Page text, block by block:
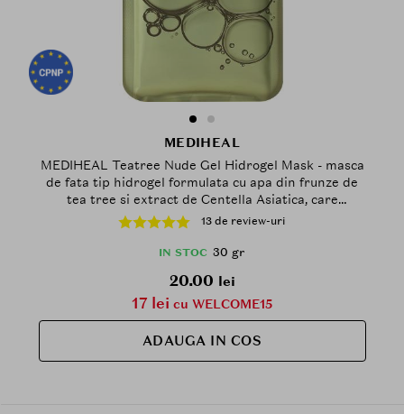
MEDIHEAL
MEDIHEAL Teatree Nude Gel Hidrogel Mask - masca
de fata tip hidrogel formulata cu apa din frunze de
tea tree si extract de Centella Asiatica, care
contribuie la calmarea rapida a pielii si la ingrijirea
tenului sensibil, congestionat sau predispus la
imperfectiuni - 30 gr
13 de review-uri
IN STOC 30 gr
20.00 lei
17 lei cu WELCOME15
ADAUGA IN COS